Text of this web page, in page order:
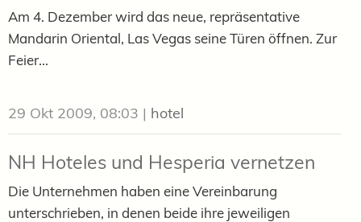
Am 4. Dezember wird das neue, repräsentative
Mandarin Oriental, Las Vegas seine Türen öffnen. Zur
Feier...
29 Okt 2009, 08:03 | hotel
NH Hoteles und Hesperia vernetzen
Die Unternehmen haben eine Vereinbarung
unterschrieben, in denen beide ihre jeweiligen